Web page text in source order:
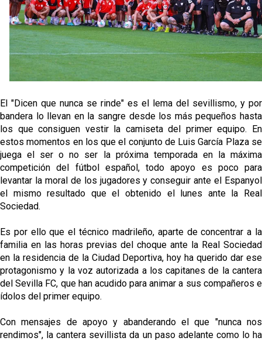
Odysseas Vlachodimos: “El objetivo es mejorar la
temporada pasada”
El Sevilla FC empieza a inscribir a los nuevos
fichajes
García
El "Dicen que nunca se rinde" es el lema del sevillismo, y por
bandera lo llevan en la sangre desde los más pequeños hasta
los que consiguen vestir la camiseta del primer equipo. En
estos momentos en los que el conjunto de Luis García Plaza se
juega el ser o no ser la próxima temporada en la máxima
competición del fútbol español, todo apoyo es poco para
levantar la moral de los jugadores y conseguir ante el Espanyol
el mismo resultado que el obtenido el lunes ante la Real
Sociedad.
Es por ello que el técnico madrileño, aparte de concentrar a la
familia en las horas previas del choque ante la Real Sociedad
en la residencia de la Ciudad Deportiva, hoy ha querido dar ese
protagonismo y la voz autorizada a los capitanes de la cantera
del Sevilla FC, que han acudido para animar a sus compañeros e
ídolos del primer equipo.
Con mensajes de apoyo y abanderando el que "nunca nos
rendimos", la cantera sevillista da un paso adelante como lo ha